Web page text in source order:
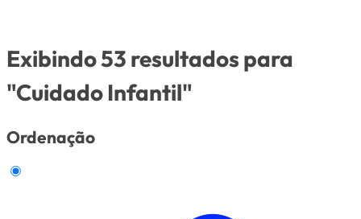
Exibindo 53 resultados para
"Cuidado Infantil"
Ordenação